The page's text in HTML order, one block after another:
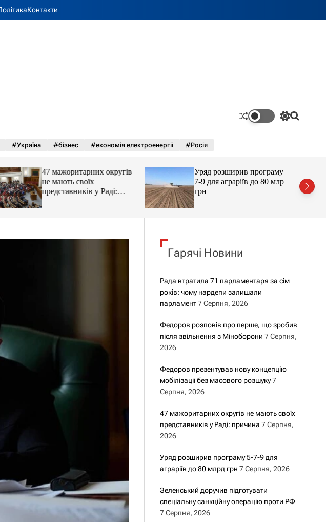
Контакти
П
к
а
о
о
м
у
П
#Україна #бізнес #економія електроенергії #Росія
47 мажоритарних округів
не мають своїх
представників у Раді:
причина
Уряд розширив програму 5-
7-9 для аграріїв до 80 млрд
грн
Гарячі Новини
Рада втратила 71 парламентаря за сім
років: чому нардепи залишали
парламент 7 Серпня, 2026
Федоров розповів про перше, що зробив
після звільнення з Міноборони 7 Серпня,
2026
Федоров презентував нову концепцію
мобілізації без масового розшуку 7
Серпня, 2026
47 мажоритарних округів не мають своїх
представників у Раді: причина 7 Серпня,
2026
Уряд розширив програму 5-7-9 для
аграріїв до 80 млрд грн 7 Серпня, 2026
Зеленський доручив підготувати
спеціальну санкційну операцію проти РФ
7 Серпня, 2026